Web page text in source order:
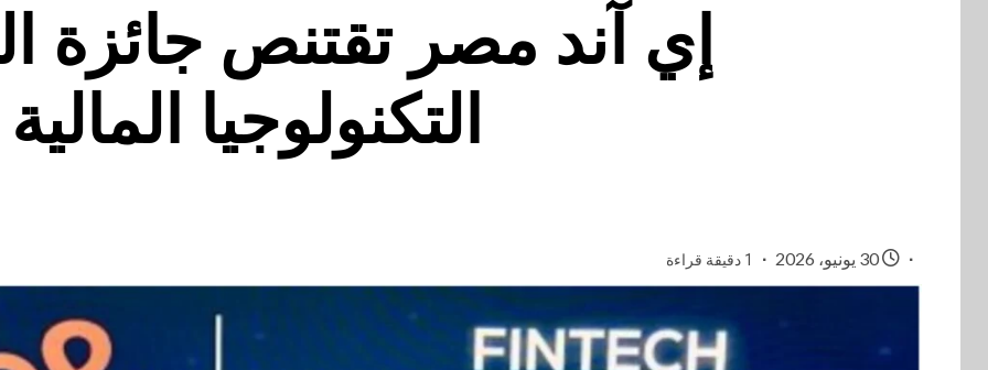
إي آند مصر تقتنص جائزة
التكنولوجيا المالية
1 دقيقة قراءة